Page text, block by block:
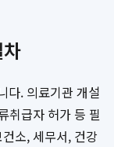
다. 의료기관 개설
취급자 허가 등 필
소, 세무서, 건강